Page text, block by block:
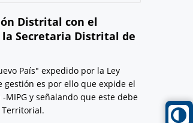
Distrital con el
Secretaria Distrital de
País" expedido por la Ley
gestión es por ello que expide el
MIPG y señalando que este debe